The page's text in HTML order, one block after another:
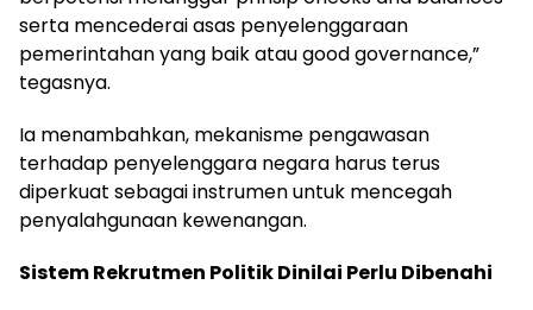
serta mencederai asas penyelenggaraan
pemerintahan yang baik atau good governance,”
tegasnya.
Ia menambahkan, mekanisme pengawasan
terhadap penyelenggara negara harus terus
diperkuat sebagai instrumen untuk mencegah
penyalahgunaan kewenangan.
Sistem Rekrutmen Politik Dinilai Perlu Dibenahi